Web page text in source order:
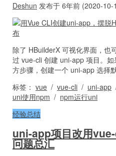
Deshun 发布于 6年前 (2020-10-
除了 HBuilderX 可视化界面，也
过 vue-cli 创建 uni-app 项目。
方步骤，创建一个 uni-app 选择
标签： vue / vue-cli / uni-app
uni使用npm / npm运行uni
经验总结
uni-app项目改用
问题总汇